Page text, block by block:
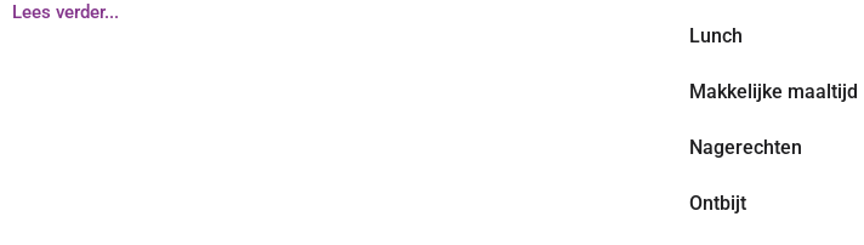
Lees verder...
Lunch
Makkelijke maaltijd
Nagerechten
Ontbijt